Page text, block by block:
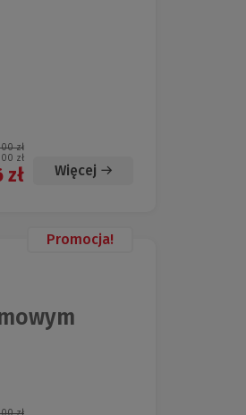
zł
zł
zł Więcej
Promocja!